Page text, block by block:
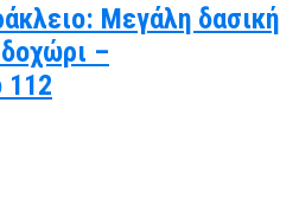
Μεγάλη δασική
–
112